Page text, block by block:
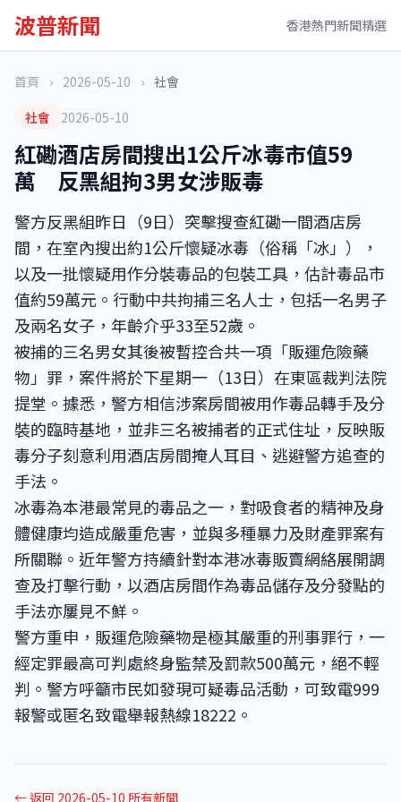
波普新聞 香港熱門新聞精選
首頁 › 2026-05-10 › 社會
社會
2026-05-10
紅磡酒店房間搜出1公斤冰毒市值59
萬 反黑組拘3男女涉販毒
警方反黑組昨日（9日）突擊搜查紅磡一間酒店房
間，在室內搜出約1公斤懷疑冰毒（俗稱「冰」），
以及一批懷疑用作分裝毒品的包裝工具，估計毒品市
值約59萬元。行動中共拘捕三名人士，包括一名男子
及兩名女子，年齡介乎33至52歲。
被捕的三名男女其後被暫控合共一項「販運危險藥
物」罪，案件將於下星期一（13日）在東區裁判法院
提堂。據悉，警方相信涉案房間被用作毒品轉手及分
裝的臨時基地，並非三名被捕者的正式住址，反映販
毒分子刻意利用酒店房間掩人耳目、逃避警方追查的
手法。
冰毒為本港最常見的毒品之一，對吸食者的精神及身
體健康均造成嚴重危害，並與多種暴力及財產罪案有
所關聯。近年警方持續針對本港冰毒販賣網絡展開調
查及打擊行動，以酒店房間作為毒品儲存及分發點的
手法亦屢見不鮮。
警方重申，販運危險藥物是極其嚴重的刑事罪行，一
經定罪最高可判處終身監禁及罰款500萬元，絕不輕
判。警方呼籲市民如發現可疑毒品活動，可致電999
報警或匿名致電舉報熱線18222。
← 返回 2026-05-10 所有新聞